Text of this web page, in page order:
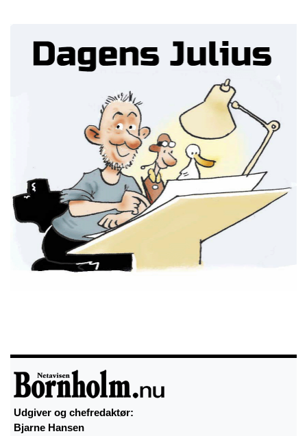
Udgiver og chefredaktør:
Bjarne Hansen